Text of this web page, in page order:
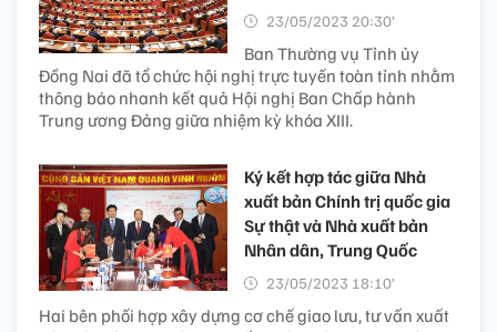
23/05/2023 20:30’
Ban Thường vụ Tỉnh ủy
Đồng Nai đã tổ chức hội nghị trực tuyến toàn tỉnh nhằm
thông báo nhanh kết quả Hội nghị Ban Chấp hành
Trung ương Đảng giữa nhiệm kỳ khóa XIII.
Ký kết hợp tác giữa Nhà
xuất bản Chính trị quốc gia
Sự thật và Nhà xuất bản
Nhân dân, Trung Quốc
23/05/2023 18:10’
Hai bên phối hợp xây dựng cơ chế giao lưu, tư vấn xuất